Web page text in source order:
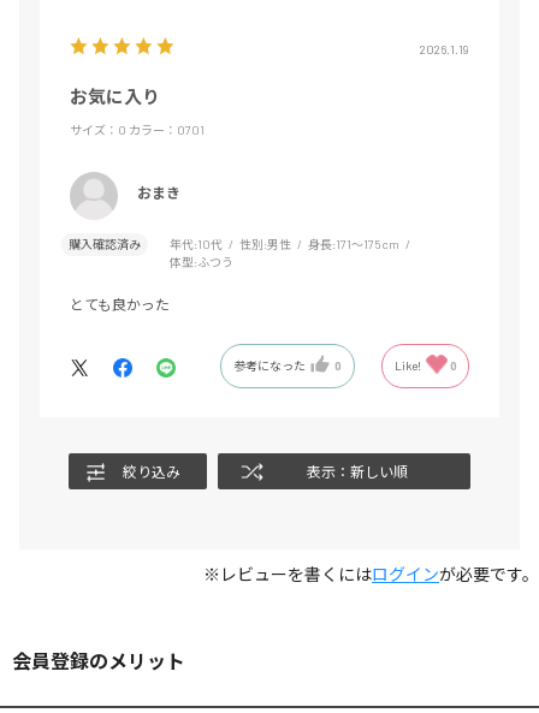
2026.1.19
お気に入り
サイズ：O カラー：0701
おまき
購入確認済み 年代:10代 性別:男性 身長:171～175cm
体型:ふつう
とても良かった
参考になった 0 Like! 0
絞り込み 表示：新しい順
※レビューを書くにはログインが必要です。
会員登録のメリット